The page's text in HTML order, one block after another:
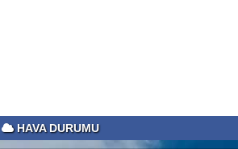
Bir Derviş
HAVA DURUMU